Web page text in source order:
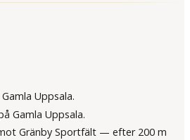
Uppsala.
Gamla Uppsala.
Gränby Sportfält — efter 200 m